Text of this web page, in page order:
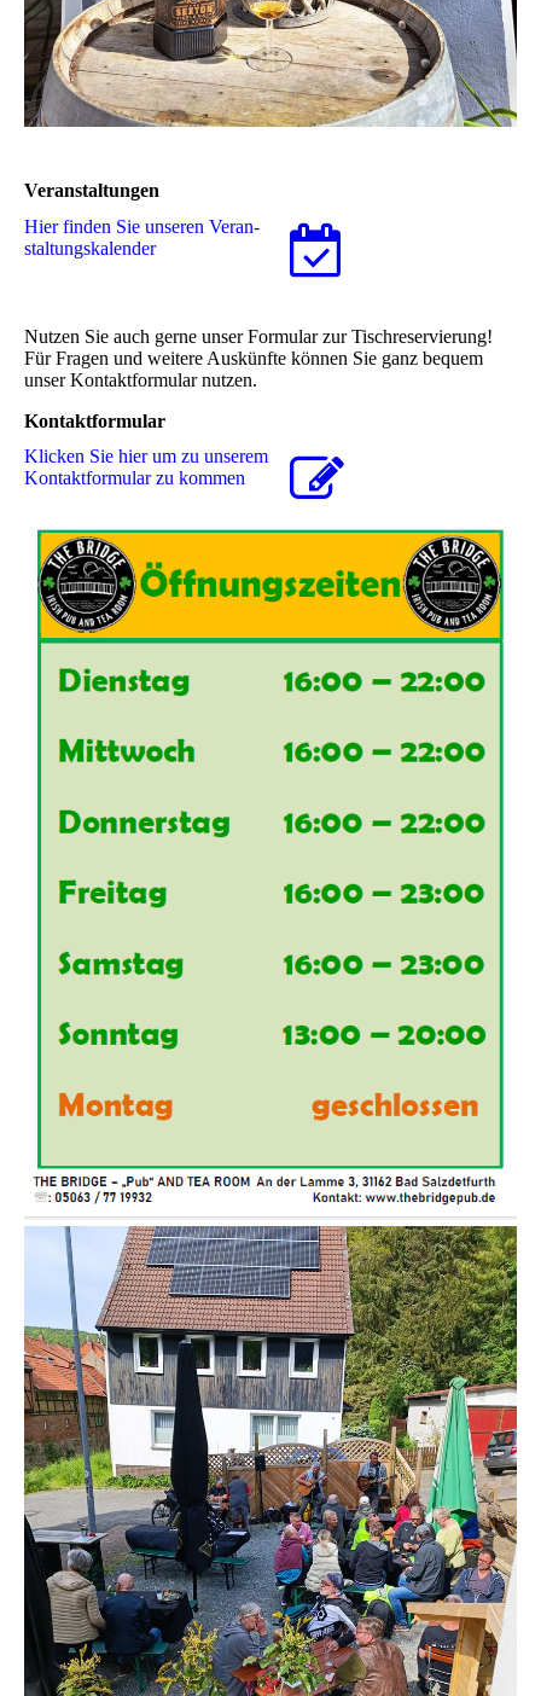
Veranstaltungen
Hier finden Sie unseren Ver­an­
stal­tungs­ka­len­der
Nutzen Sie auch gerne unser Formular zur Tischreservierung!
Für Fragen und weitere Auskünfte können Sie ganz bequem
unser Kontaktformular nutzen.
Kontaktformular
Klicken Sie hier um zu unserem
Kon­takt­for­mu­lar zu kommen